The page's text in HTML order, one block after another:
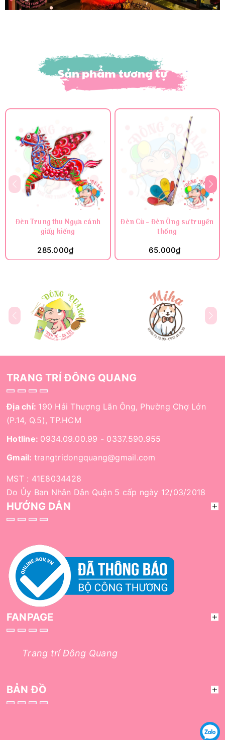
Sản phẩm tương tự
Đèn Trung thu Ngựa cánh
giấy kiếng
285.000₫
Đèn Cù - Đèn Ông sư truyền
thống
65.000₫
TRANG TRÍ ĐÔNG QUANG
Địa chỉ: 190 Hải Thượng Lãn Ông, Phường Chợ Lớn
(P.14, Q.5), TP.HCM
Hotline: 0934.09.00.99 - 0337.590.955
Gmail: trangtridongquang@gmail.com
MST : 41E8034428
Do Ủy Ban Nhân Dân Quận 5 cấp ngày 12/03/2018
HƯỚNG DẪN
FANPAGE
Trang trí Đông Quang
BẢN ĐỒ